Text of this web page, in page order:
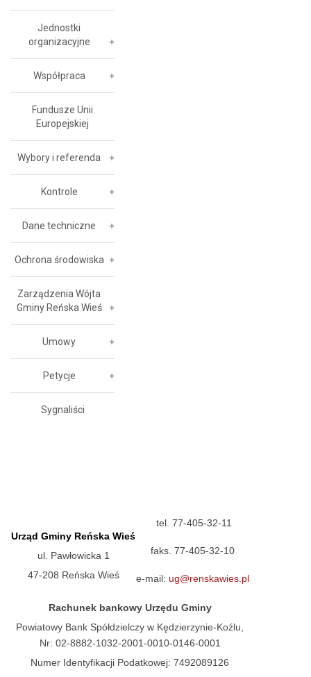
Jednostki
organizacyjne
Współpraca
Fundusze Unii
Europejskiej
Wybory i referenda
Kontrole
Dane techniczne
Ochrona środowiska
Zarządzenia Wójta
Gminy Reńska Wieś
Umowy
Petycje
Sygnaliści
Urząd Gminy Reńska Wieś
ul. Pawłowicka 1
47-208 Reńska Wieś
tel. 77-405-32-11
faks. 77-405-32-10
e-mail: ug@renskawies.pl
Rachunek bankowy Urzędu Gminy
Powiatowy Bank Spółdzielczy w Kędzierzynie-Koźlu,
Nr: 02-8882-1032-2001-0010-0146-0001
Numer Identyfikacji Podatkowej: 7492089126